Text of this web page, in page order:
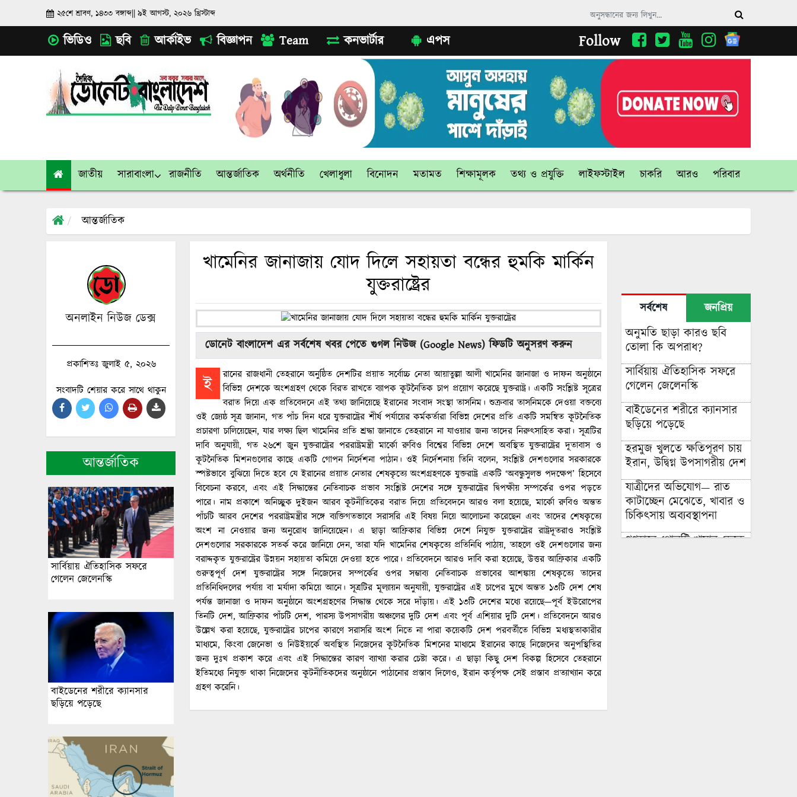
২৫শে শ্রাবণ, ১৪৩৩ বঙ্গাব্দ|| ৯ই আগস্ট, ২০২৬ খ্রিস্টাব্দ
ভিডিও ছবি আর্কাইভ বিজ্ঞাপন Team কনভার্টার এপস Follow
জাতীয় সারাবাংলা রাজনীতি আন্তর্জাতিক অর্থনীতি খেলাধুলা বিনোদন মতামত শিক্ষামূলক তথ্য ও প্রযুক্তি লাইফস্টাইল চাকরি আরও পরিবার
আন্তর্জাতিক
অনলাইন নিউজ ডেক্স
প্রকাশিতঃ জুলাই ৫, ২০২৬
সংবাদটি শেয়ার করে সাথে থাকুন
আন্তর্জাতিক
সার্বিয়ায় ঐতিহাসিক সফরে
গেলেন জেলেনস্কি
বাইডেনের শরীরে ক্যানসার
ছড়িয়ে পড়েছে
খামেনির জানাজায় যোদ দিলে সহায়তা বন্ধের হুমকি মার্কিন
যুক্তরাষ্ট্রের
ডোনেট বাংলাদেশ এর সর্বশেষ খবর পেতে গুগল নিউজ (Google News) ফিডটি অনুসরণ করুন
ই
রানের রাজধানী তেহরানে অনুষ্ঠিত দেশটির প্রয়াত সর্বোচ্চ নেতা আয়াতুল্লা আলী খামেনির জানাজা ও দাফন অনুষ্ঠানে
বিভিন্ন দেশকে অংশগ্রহণ থেকে বিরত রাখতে ব্যাপক কূটনৈতিক চাপ প্রয়োগ করেছে যুক্তরাষ্ট্র। একটি সংশ্লিষ্ট সূত্রের
বরাত দিয়ে এক প্রতিবেদনে এই তথ্য জানিয়েছে ইরানের সংবাদ সংস্থা তাসনিম। শুক্রবার তাসনিমকে দেওয়া বক্তব্যে
ওই জ্যেষ্ঠ সূত্র জানান, গত পাঁচ দিন ধরে যুক্তরাষ্ট্রের শীর্ষ পর্যায়ের কর্মকর্তারা বিভিন্ন দেশের প্রতি একটি সমন্বিত কূটনৈতিক
প্রচারণা চালিয়েছেন, যার লক্ষ্য ছিল খামেনির প্রতি শ্রদ্ধা জানাতে তেহরানে না যাওয়ার জন্য তাদের নিরুৎসাহিত করা। সূত্রটির
দাবি অনুযায়ী, গত ২৬শে জুন যুক্তরাষ্ট্রের পররাষ্ট্রমন্ত্রী মার্কো রুবিও বিশ্বের বিভিন্ন দেশে অবস্থিত যুক্তরাষ্ট্রের দূতাবাস ও
কূটনৈতিক মিশনগুলোর কাছে একটি গোপন নির্দেশনা পাঠান। ওই নির্দেশনায় তিনি বলেন, সংশ্লিষ্ট দেশগুলোর সরকারকে
স্পষ্টভাবে বুঝিয়ে দিতে হবে যে ইরানের প্রয়াত নেতার শেষকৃত্যে অংশগ্রহণকে যুক্তরাষ্ট্র একটি ‘অবন্ধুসুলভ পদক্ষেপ’ হিসেবে
বিবেচনা করবে, এবং এই সিদ্ধান্তের নেতিবাচক প্রভাব সংশ্লিষ্ট দেশের সঙ্গে যুক্তরাষ্ট্রের দ্বিপক্ষীয় সম্পর্কের ওপর পড়তে
পারে। নাম প্রকাশে অনিচ্ছুক দুইজন আরব কূটনীতিকের বরাত দিয়ে প্রতিবেদনে আরও বলা হয়েছে, মার্কো রুবিও অন্তত
পাঁচটি আরব দেশের পররাষ্ট্রমন্ত্রীর সঙ্গে ব্যক্তিগতভাবে সরাসরি এই বিষয় নিয়ে আলোচনা করেছেন এবং তাদের শেষকৃত্যে
অংশ না নেওয়ার জন্য অনুরোধ জানিয়েছেন। এ ছাড়া আফ্রিকার বিভিন্ন দেশে নিযুক্ত যুক্তরাষ্ট্রের রাষ্ট্রদূতরাও সংশ্লিষ্ট
দেশগুলোর সরকারকে সতর্ক করে জানিয়ে দেন, তারা যদি খামেনির শেষকৃত্যে প্রতিনিধি পাঠায়, তাহলে ওই দেশগুলোর জন্য
বরাদ্দকৃত যুক্তরাষ্ট্রের উন্নয়ন সহায়তা কমিয়ে দেওয়া হতে পারে। প্রতিবেদনে আরও দাবি করা হয়েছে, উত্তর আফ্রিকার একটি
গুরুত্বপূর্ণ দেশ যুক্তরাষ্ট্রের সঙ্গে নিজেদের সম্পর্কের ওপর সম্ভাব্য নেতিবাচক প্রভাবের আশঙ্কায় শেষকৃত্যে তাদের
প্রতিনিধিদলের পর্যায় বা মর্যাদা কমিয়ে আনে। সূত্রটির মূল্যায়ন অনুযায়ী, যুক্তরাষ্ট্রের এই চাপের মুখে অন্তত ১৩টি দেশ শেষ
পর্যন্ত জানাজা ও দাফন অনুষ্ঠানে অংশগ্রহণের সিদ্ধান্ত থেকে সরে দাঁড়ায়। এই ১৩টি দেশের মধ্যে রয়েছে—পূর্ব ইউরোপের
তিনটি দেশ, আফ্রিকার পাঁচটি দেশ, পারস্য উপসাগরীয় অঞ্চলের দুটি দেশ এবং পূর্ব এশিয়ার দুটি দেশ। প্রতিবেদনে আরও
উল্লেখ করা হয়েছে, যুক্তরাষ্ট্রের চাপের কারণে সরাসরি অংশ নিতে না পারা কয়েকটি দেশ পরবর্তীতে বিভিন্ন মধ্যস্থতাকারীর
মাধ্যমে, কিংবা জেনেভা ও নিউইয়র্কে অবস্থিত নিজেদের কূটনৈতিক মিশনের মাধ্যমে ইরানের কাছে নিজেদের অনুপস্থিতির
জন্য দুঃখ প্রকাশ করে এবং এই সিদ্ধান্তের কারণ ব্যাখ্যা করার চেষ্টা করে। এ ছাড়া কিছু দেশ বিকল্প হিসেবে তেহরানে
ইতিমধ্যে নিযুক্ত থাকা নিজেদের কূটনীতিকদের অনুষ্ঠানে পাঠানোর প্রস্তাব দিলেও, ইরান কর্তৃপক্ষ সেই প্রস্তাব প্রত্যাখ্যান করে
গ্রহণ করেনি।
সর্বশেষ জনপ্রিয়
অনুমতি ছাড়া কারও ছবি
তোলা কি অপরাধ?
সার্বিয়ায় ঐতিহাসিক সফরে
গেলেন জেলেনস্কি
বাইডেনের শরীরে ক্যানসার
ছড়িয়ে পড়েছে
হরমুজ খুলতে ক্ষতিপূরণ চায়
ইরান, উদ্বিগ্ন উপসাগরীয় দেশ
যাত্রীদের অভিযোগ— রাত
কাটাচ্ছেন মেঝেতে, খাবার ও
চিকিৎসায় অব্যবস্থাপনা
গণহারে পোলট্রি খামার ডেকে